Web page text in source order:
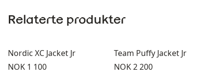
Relaterte produkter
Nordic XC Jacket Jr
Pris:
NOK 1 100
Team Puffy Jacket Jr
Pris:
NOK 2 200